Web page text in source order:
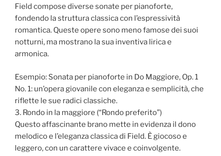
Field compose diverse sonate per pianoforte,
fondendo la struttura classica con l’espressività
romantica. Queste opere sono meno famose dei suoi
notturni, ma mostrano la sua inventiva lirica e
armonica.
Esempio: Sonata per pianoforte in Do Maggiore, Op. 1
No. 1: un’opera giovanile con eleganza e semplicità, che
riflette le sue radici classiche.
3. Rondo in la maggiore (“Rondo preferito”)
Questo affascinante brano mette in evidenza il dono
melodico e l’eleganza classica di Field. È giocoso e
leggero, con un carattere vivace e coinvolgente.